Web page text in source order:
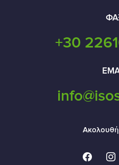
+30
facebook